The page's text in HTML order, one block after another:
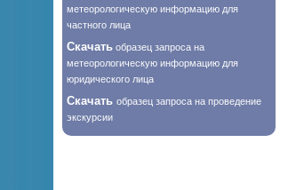
метеорологическую информацию для
частного лица
Скачать образец запроса на
метеорологическую информацию для
юридического лица
Скачать образец запроса на проведение
экскурсии